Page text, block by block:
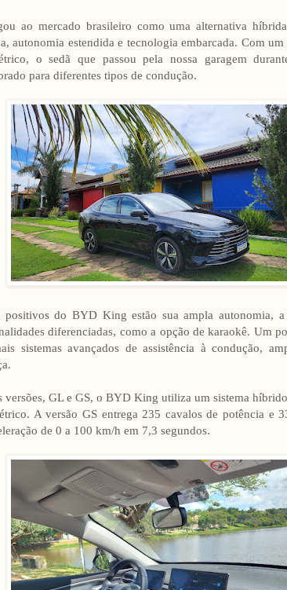
ao mercado brasileiro como uma alternativa
autonomia estendida e tecnologia embarcada. Com
o sedã que passou pela nossa garagem
para diferentes tipos de condução.
positivos do BYD King estão sua ampla autonomia,
diferenciadas, como a opção de karaokê. Um
sistemas avançados de assistência à condução,
versões, GL e GS, o BYD King utiliza um sistema
A versão GS entrega 235 cavalos de potência e
de 0 a 100 km/h em 7,3 segundos.